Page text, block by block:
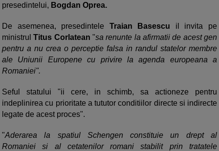
presedintelui, Bogdan Oprea.
De asemenea, presedintele Traian Basescu il invita pe
ministrulTitus Corlatean "sa renunte la afirmatii de acest gen
pentru a nu crea o perceptie falsa in randul statelor membre
ale Uniunii Europene cu privire la agenda europeana a
Romaniei".
Seful statului "ii cere, in schimb, sa actioneze pentru
indeplinirea cu prioritate a tututor conditiilor directe si indirecte
legate de acest proces".
"Aderarea la spatiul Schengen constituie un drept al
Romaniei si al cetatenilor romani stabilit prin tratatele